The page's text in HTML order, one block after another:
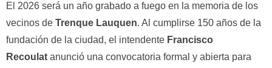
El 2026 será un año grabado a fuego en la memoria de los
vecinos de Trenque Lauquen. Al cumplirse 150 años de la
fundación de la ciudad, el intendente Francisco
Recoulat anunció una convocatoria formal y abierta para